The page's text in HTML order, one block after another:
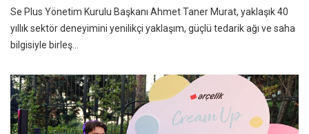
Se Plus Yönetim Kurulu Başkanı Ahmet Taner Murat, yaklaşık 40
yıllık sektör deneyimini yenilikçi yaklaşım, güçlü tedarik ağı ve saha
bilgisiyle birleş...